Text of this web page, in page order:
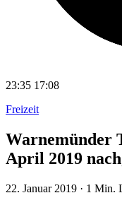
23:35 17:08
Freizeit
Warnemünder
April 2019
22. Januar 2019 · 1 Min.